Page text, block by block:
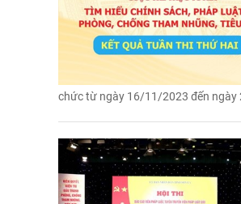
chức từ ngày 16/11/2023 đến